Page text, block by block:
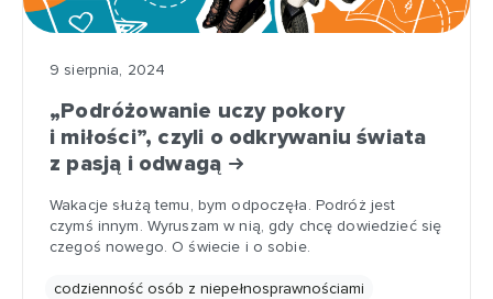
9 sierpnia, 2024
„Podróżowanie uczy pokory
i miłości”, czyli o odkrywaniu świata
z pasją i odwagą
Wakacje służą temu, bym odpoczęła. Podróż jest
czymś innym. Wyruszam w nią, gdy chcę dowiedzieć się
czegoś nowego. O świecie i o sobie.
codzienność osób z niepełnosprawnościami